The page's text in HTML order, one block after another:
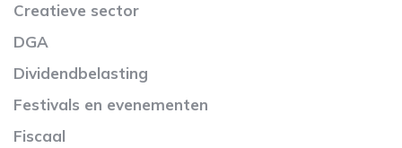
Creatieve sector
DGA
Dividendbelasting
Festivals en evenementen
Fiscaal